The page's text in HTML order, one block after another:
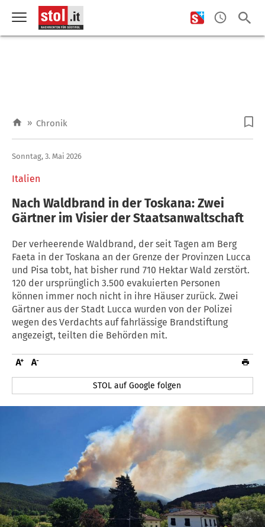
» Chronik
Italien
Sonntag, 3. Mai 2026
Nach Waldbrand in der Toskana: Zwei
Gärtner im Visier der Staatsanwaltschaft
Der verheerende Waldbrand, der seit Tagen am Berg
Faeta in der Toskana an der Grenze der Provinzen Lucca
und Pisa tobt, hat bisher rund 710 Hektar Wald zerstört.
120 der ursprünglich 3.500 evakuierten Personen
können immer noch nicht in ihre Häuser zurück. Zwei
Gärtner aus der Stadt Lucca wurden von der Polizei
wegen des Verdachts auf fahrlässige Brandstiftung
angezeigt, teilten die Behörden mit.
STOL auf Google folgen